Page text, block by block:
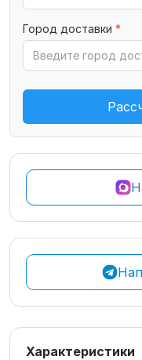
Город доставки *
Характеристики